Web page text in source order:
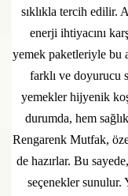
sıklıkla tercih edilir.
enerji ihtiyacını
yemek paketleriyle bu
farklı ve doyurucu
yemekler hijyenik
durumda, hem
Rengarenk Mutfak,
de hazırlar. Bu
seçenekler sunulur.